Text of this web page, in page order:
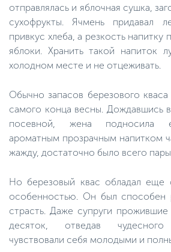
отправлялась и яблочная сушка,
сухофрукты. Ячмень придавал
привкус хлеба, а резкость напитку
яблоки. Хранить такой напиток
холодном месте и не отцеживать.
Обычно запасов березового
самого конца весны. Дождавшись
посевной, жена подносила
ароматным прозрачным напитком
жажду, достаточно было всего пары
Но березовый квас обладал еще
особенностью. Он был способен
страсть. Даже супруги
десяток, отведав
чувствовали себя молодыми и